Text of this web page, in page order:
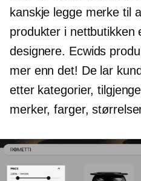
kanskje legge merke til
produkter i nettbutikken
designere. Ecwids
mer enn det! De lar
etter kategorier,
merker, farger,